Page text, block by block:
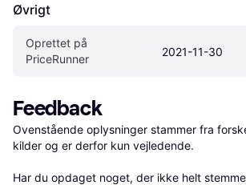
Øvrigt
Oprettet på
PriceRunner
2021-11-30
Feedback
Ovenstående oplysninger stammer fra
kilder og er derfor kun vejledende.
Har du opdaget noget, der ikke helt